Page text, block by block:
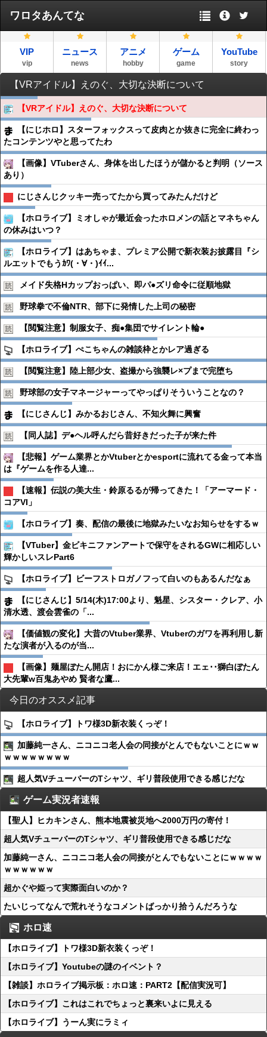
ワロタあんてな
VIP
vip
ニュース
news
アニメ
hobby
ゲーム
game
YouTube
story
【VRアイドル】えのぐ、大切な決断について
【VRアイドル】えのぐ、大切な決断について
【にじホロ】スターフォックスって皮肉とか抜きに完全に終わっ
たコンテンツやと思ってたわ
【画像】VTuberさん、身体を出したほうが儲かると判明（ソース
あり）
にじさんじクッキー売ってたから買ってみたんだけど
【ホロライブ】ミオしゃが最近会ったホロメンの話とマネちゃん
の休みはいつ？
【ホロライブ】はあちゃま、プレミア公開で新衣装お披露目『シ
ルエットでもうｶﾜ(・∀・)ｲｲ...
メイド失格Hカップおっぱい、即パ●︎ズリ命令に従順地獄
野球拳で不倫NTR、部下に発情した上司の秘密
【閲覧注意】制服女子、痴●︎集団でサイレント輪●︎
【ホロライブ】ぺこちゃんの雑談枠とかレア過ぎる
【閲覧注意】陸上部少女、盗撮から強襲レ×プまで完堕ち
野球部の女子マネージャーってやっぱりそういうことなの？
【にじさんじ】みかるおじさん、不知火舞に興奮
【同人誌】デ●︎ヘル呼んだら昔好きだった子が来た件
【悲報】ゲーム業界とかVtuberとかesportに流れてる金って本当
は『ゲームを作る人達...
【速報】伝説の美大生・鈴原るるが帰ってきた！「アーマード・
コアVI」
【ホロライブ】奏、配信の最後に地獄みたいなお知らせをするｗ
【VTuber】金ビキニファンアートで保守をされるGWに相応しい
輝かしいスレPart6
【ホロライブ】ビーフストロガノフって白いのもあるんだなぁ
【にじさんじ】5/14(木)17:00より、魁星、シスター・クレア、小
清水透、渡会雲雀の「...
【価値観の変化】大昔のVtuber業界、Vtuberのガワを再利用し新
たな演者が入るのが当...
【画像】麺屋ぼたん開店！おにかん様ご来店！エェ･･獅白ぼたん
大先輩w百鬼あやめ 賢者な鷹...
今日のオススメ記事
【ホロライブ】トワ様3D新衣装くっぞ！
加藤純一さん、ニコニコ老人会の同接がとんでもないことにｗｗ
ｗｗｗｗｗｗｗｗ
超人気VチューバーのTシャツ、ギリ普段使用できる感じだな
ゲーム実況者速報
【聖人】ヒカキンさん、熊本地震被災地へ2000万円の寄付！
超人気VチューバーのTシャツ、ギリ普段使用できる感じだな
加藤純一さん、ニコニコ老人会の同接がとんでもないことにｗｗｗｗ
ｗｗｗｗｗｗ
超かぐや姫って実際面白いのか？
たいじってなんで荒れそうなコメントばっかり拾うんだろうな
ホロ速
【ホロライブ】トワ様3D新衣装くっぞ！
【ホロライブ】Youtubeの謎のイベント？
【雑談】ホロライブ掲示板：ホロ速：PART2【配信実況可】
【ホロライブ】これはこれでちょっと裏来いよに見える
【ホロライブ】うーん実にラミィ